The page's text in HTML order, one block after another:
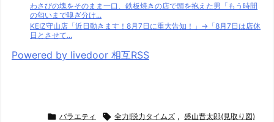
わさびの塊をそのまま一口、鉄板焼きの店で頭を抱えた男「もう時間
の匂いまで嗅ぎ分け...
KEIZ守山店「近日動きます！8月7日に重大告知！」→「8月7日は店休
日とさせて...
Powered by livedoor 相互RSS
 バラエティ  全力!脱力タイムズ , 盛山晋太郎(見取り図)